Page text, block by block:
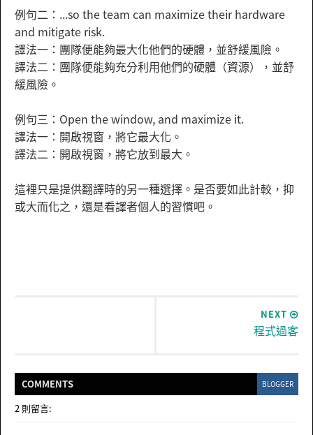
例句二：...so the team can maximize their hardware
and mitigate risk.
譯法一：團隊便能夠最大化他們的硬體，並舒緩風險。
譯法二：團隊便能夠充分利用他們的硬體（資源），並舒
緩風險。
例句三：Open the window, and maximize it.
譯法一：開啟視窗，將它最大化。
譯法二：開啟視窗，將它放到最大。
這裡只是提供翻譯時的另一種選擇。是否要如此計較，抑
或大而化之，還是看譯者個人的習慣吧。
NEXT
程式過客
COMMENTS BLOGGER
2 則留言: